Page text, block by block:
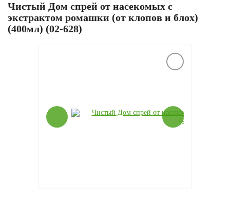
Чистый Дом спрей от насекомых с
экстрактом ромашки (от клопов и блох)
(400мл) (02-628)